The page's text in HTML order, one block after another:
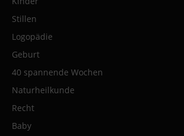
Stillen
Logopädie
Geburt
40 spannende Wochen
Naturheilkunde
Recht
Baby